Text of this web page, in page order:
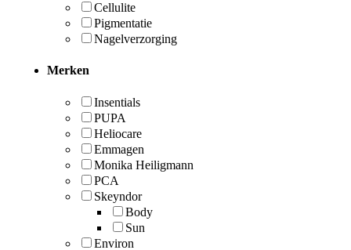
Cellulite
Pigmentatie
Nagelverzorging
Merken
Insentials
PUPA
Heliocare
Emmagen
Monika Heiligmann
PCA
Skeyndor
Body
Sun
Environ